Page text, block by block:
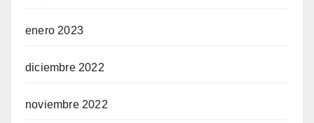
enero 2023
diciembre 2022
noviembre 2022